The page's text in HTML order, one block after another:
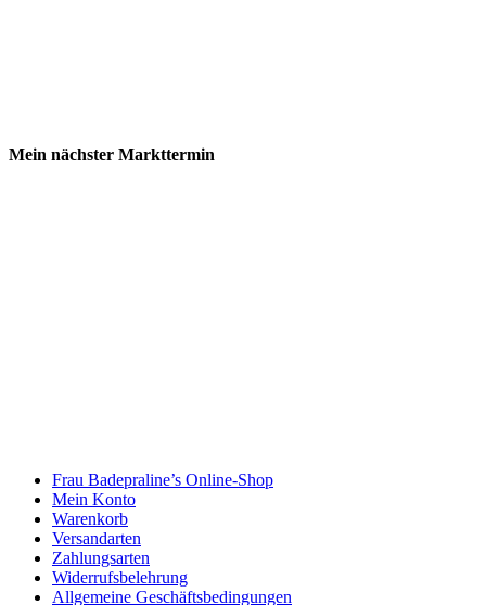
Mein nächster Markttermin
Frau Badepraline’s Online-Shop
Mein Konto
Warenkorb
Versandarten
Zahlungsarten
Widerrufsbelehrung
Allgemeine Geschäftsbedingungen